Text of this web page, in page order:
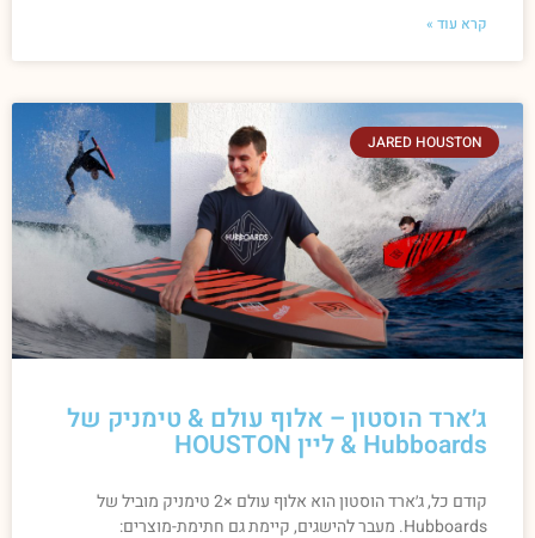
קרא עוד »
JARED HOUSTON
ג׳ארד הוסטון – אלוף עולם & טימניק של
Hubboards & ליין HOUSTON
קודם כל, ג׳ארד הוסטון הוא אלוף עולם ×2 טימניק מוביל של
Hubboards. מעבר להישגים, קיימת גם חתימת-מוצרים: